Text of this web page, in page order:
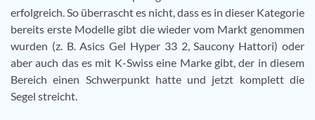
erfolgreich. So überrascht es nicht, dass es in dieser Kategorie
bereits erste Modelle gibt die wieder vom Markt genommen
wurden (z. B. Asics Gel Hyper 33 2, Saucony Hattori) oder
aber auch das es mit K-Swiss eine Marke gibt, der in diesem
Bereich einen Schwerpunkt hatte und jetzt komplett die
Segel streicht.